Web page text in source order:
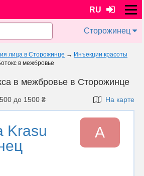
RU
Сторожинец
лица в Сторожинце → Инъекции красоты
в межбровье
в межбровье в Сторожинце
до 1500 ₴ На карте
Krasu
A